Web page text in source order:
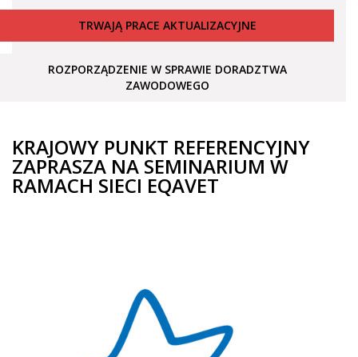
TRWAJĄ PRACE AKTUALIZACYJNE
ROZPORZĄDZENIE W SPRAWIE DORADZTWA
ZAWODOWEGO
KRAJOWY PUNKT REFERENCYJNY
ZAPRASZA NA SEMINARIUM W
RAMACH SIECI EQAVET